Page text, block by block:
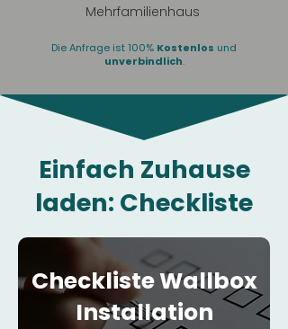
Mehrfamilienhaus
Die Anfrage ist 100% Kostenlos und
unverbindlich.
Einfach Zuhause
laden: Checkliste
Checkliste Wallbox
Installation